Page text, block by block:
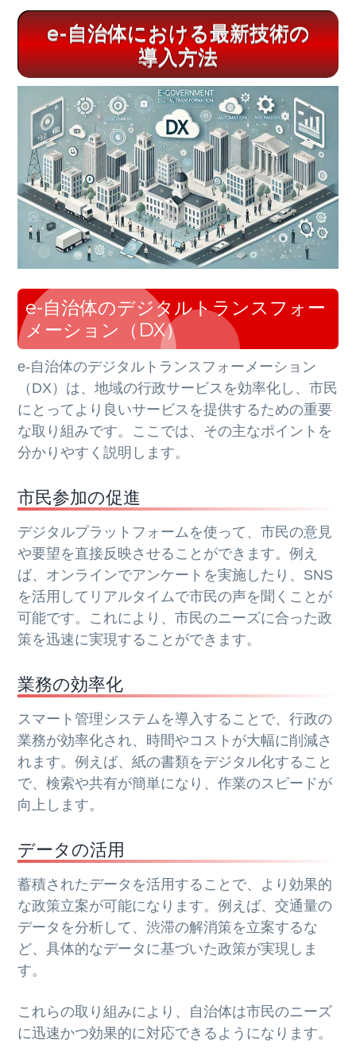
e-自治体における最新技術の
導入方法
e-自治体のデジタルトランスフォー
メーション（DX）
e-自治体のデジタルトランスフォーメーション
（DX）は、地域の行政サービスを効率化し、市民
にとってより良いサービスを提供するための重要
な取り組みです。ここでは、その主なポイントを
分かりやすく説明します。
市民参加の促進
デジタルプラットフォームを使って、市民の意見
や要望を直接反映させることができます。例え
ば、オンラインでアンケートを実施したり、SNS
を活用してリアルタイムで市民の声を聞くことが
可能です。これにより、市民のニーズに合った政
策を迅速に実現することができます。
業務の効率化
スマート管理システムを導入することで、行政の
業務が効率化され、時間やコストが大幅に削減さ
れます。例えば、紙の書類をデジタル化すること
で、検索や共有が簡単になり、作業のスピードが
向上します。
データの活用
蓄積されたデータを活用することで、より効果的
な政策立案が可能になります。例えば、交通量の
データを分析して、渋滞の解消策を立案するな
ど、具体的なデータに基づいた政策が実現しま
す。
これらの取り組みにより、自治体は市民のニーズ
に迅速かつ効果的に対応できるようになります。